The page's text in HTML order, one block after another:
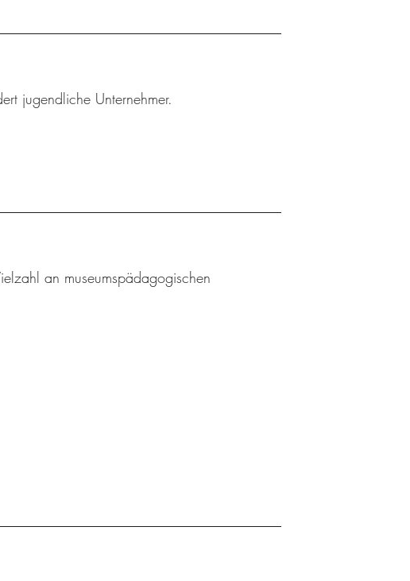
jugendliche Unternehmer.
an museumspädagogischen